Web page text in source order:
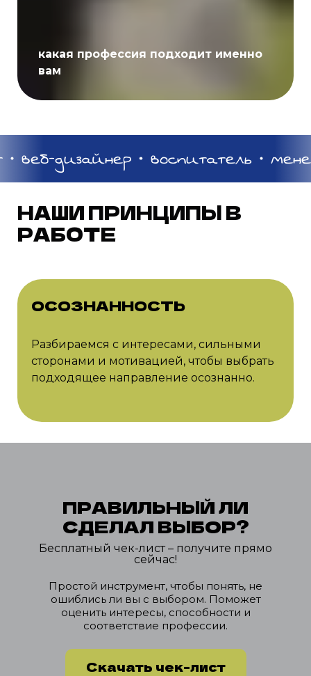
какая профессия подходит именно
вам
НАШИ ПРИНЦИПЫ В
РАБОТЕ
ОСОЗНАННОСТЬ
Разбираемся с интересами, сильными
сторонами и мотивацией, чтобы выбрать
подходящее направление осознанно.
веб-дизайнер воспитатель
Скачать чек-лист
ПРАВИЛЬНЫЙ ЛИ
СДЕЛАЛ ВЫБОР?
Бесплатный чек-лист – получите прямо
сейчас!
Простой инструмент, чтобы понять, не
ошиблись ли вы с выбором. Поможет
оценить интересы, способности и
соответствие профессии.